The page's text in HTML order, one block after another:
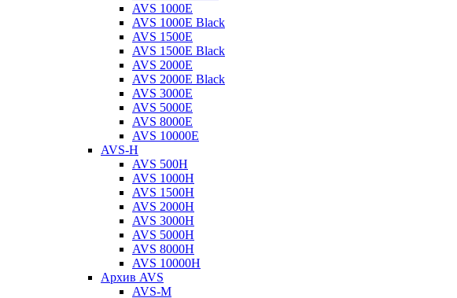
AVS 1000E
AVS 1000E Black
AVS 1500E
AVS 1500E Black
AVS 2000E
AVS 2000E Black
AVS 3000E
AVS 5000E
AVS 8000E
AVS 10000E
AVS-H
AVS 500H
AVS 1000H
AVS 1500H
AVS 2000H
AVS 3000H
AVS 5000H
AVS 8000H
AVS 10000H
Архив AVS
AVS-M